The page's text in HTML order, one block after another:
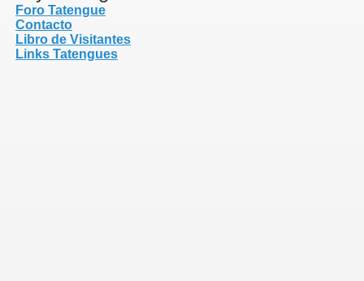
Foro Tatengue
Contacto
Libro de Visitantes
Links Tatengues